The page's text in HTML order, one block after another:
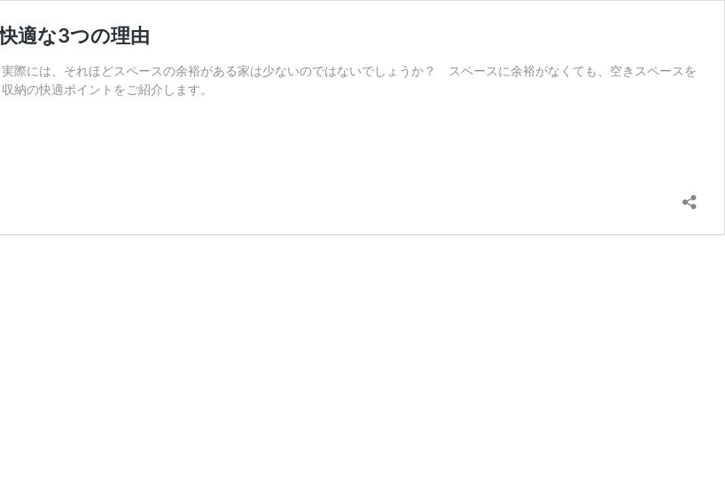
適な3つの理由
際には、それほどスペースの余裕がある家は少ないのではないでしょうか？ スペースに余裕がなくても、空きスペースを
納の快適ポイントをご紹介します。